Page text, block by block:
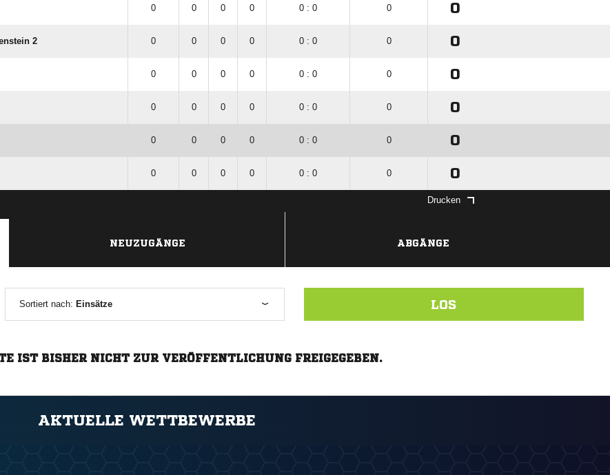
0 0 0 0 0 : 0 0 0
2 0 0 0 0 0 : 0 0 0
0 0 0 0 0 : 0 0 0
0 0 0 0 0 : 0 0 0
0 0 0 0 0 : 0 0 0
0 0 0 0 0 : 0 0 0
Drucken
NEUZUGÄNGE ABGÄNGE
Sortiert nach: Einsätze LOS
IST BISHER NICHT ZUR VERÖFFENTLICHUNG FREIGEGEBEN.
AKTUELLE WETTBEWERBE